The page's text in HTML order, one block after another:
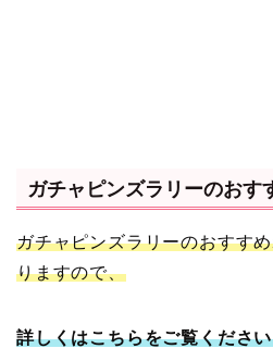
ガチャピンズラリーのおす
ガチャピンズラリーのおすす
りますので、
詳しくはこちらをご覧くださ